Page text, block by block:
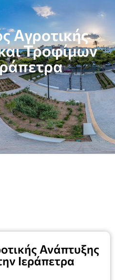
Αγροτικής
Τροφίμων
Ανάπτυξης
Ιεράπετρα